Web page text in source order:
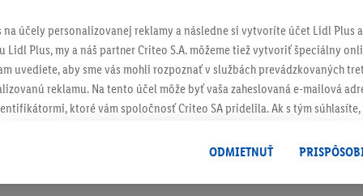
účely personalizovanej reklamy a následne si vytvoríte účet Lidl Plus
Lidl Plus, my a náš partner Criteo S.A. môžeme tiež vytvoriť špeciálny
uvediete, aby sme vás mohli rozpoznať v službách prevádzkovaných
reklamu. Na tento účel môže byť vaša zaheslovaná e-mailová
ktoré vám spoločnosť Criteo SA pridelila. Ak s tým súhlasíte,
nie jeho zakúpením), sa môžu zobrazovať aj na rôznych zariadeniach a
možno priradiť niekoľko koncových zariadení alebo používanie viacerých
e-mailovej adresy a prípadne ďalších identifikátorov/
ODMIETNUŤ